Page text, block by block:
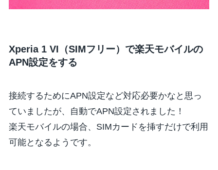
Xperia 1 VI（SIMフリー）で楽天モバイルの
APN設定をする
接続するためにAPN設定など対応必要かなと思っ
ていましたが、
自動でAPN設定されました！
楽天モバイルの場合、SIMカードを挿すだけで利用
可能となるようです。